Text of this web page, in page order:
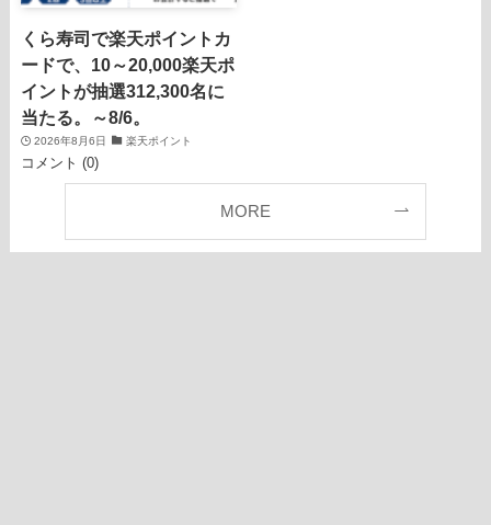
くら寿司で楽天ポイントカ
ードで、10～20,000楽天ポ
イントが抽選312,300名に
当たる。～8/6。
2026年8月6日 楽天ポイント
コメント (0)
MORE